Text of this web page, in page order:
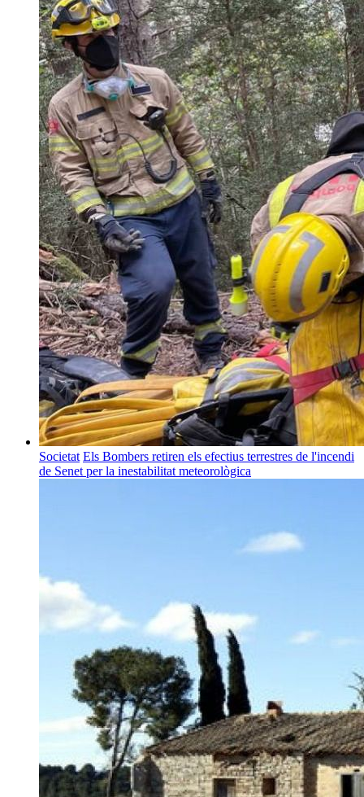
Societat Els Bombers retiren els efectius terrestres de l'incendi
de Senet per la inestabilitat meteorològica